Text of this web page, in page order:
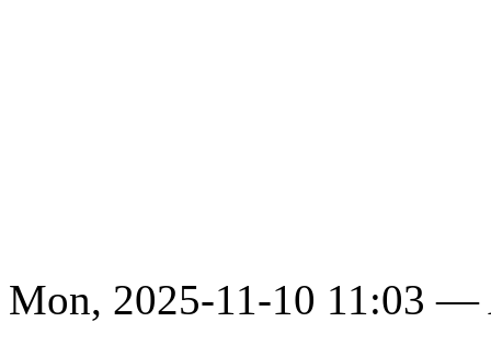
Mon, 2025-11-10 11:03 —